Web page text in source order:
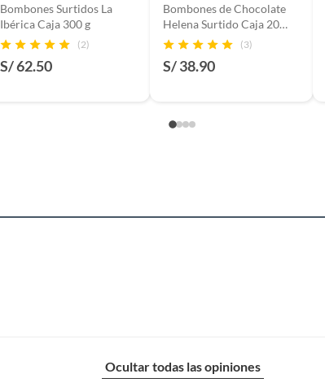
Bombones Surtidos La
Ibérica Caja 300 g
(2)
S/ 62.50
Bombones de Chocolate
Helena Surtido Caja 20
Und
(3)
S/ 38.90
Ocultar todas las opiniones